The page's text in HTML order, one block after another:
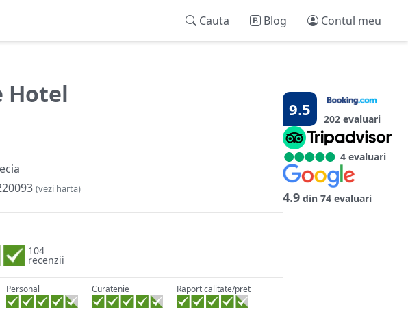
Cauta Blog Contul meu
Hotel
(vezi harta)
104
recenzii
Personal Curatenie Raport calitate/pret
9.5 202 evaluari
4 evaluari
4.9din 74 evaluari